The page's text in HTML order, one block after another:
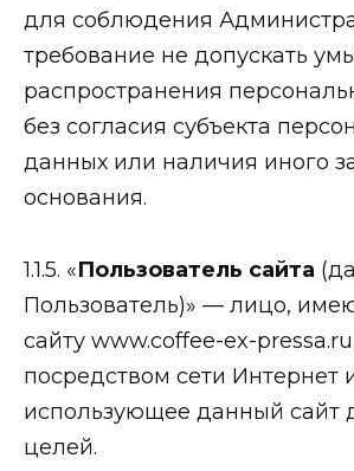
для соблюдения
требование не допускать
распространения
без согласия субъекта
данных или наличия иного
основания.
1.1.5. «Пользователь сайта
Пользователь)» — лицо,
сайту www.coffee-ex-
посредством сети Интернет
использующее данный сайт
целей.